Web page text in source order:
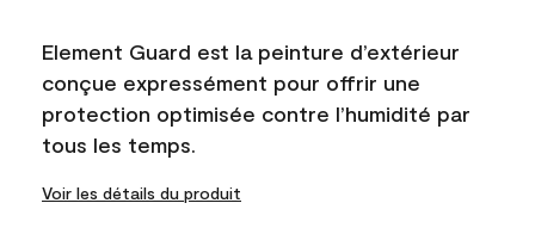
Element Guard est la peinture d’extérieur
conçue expressément pour offrir une
protection optimisée contre l’humidité par
tous les temps.
Voir les détails du produit